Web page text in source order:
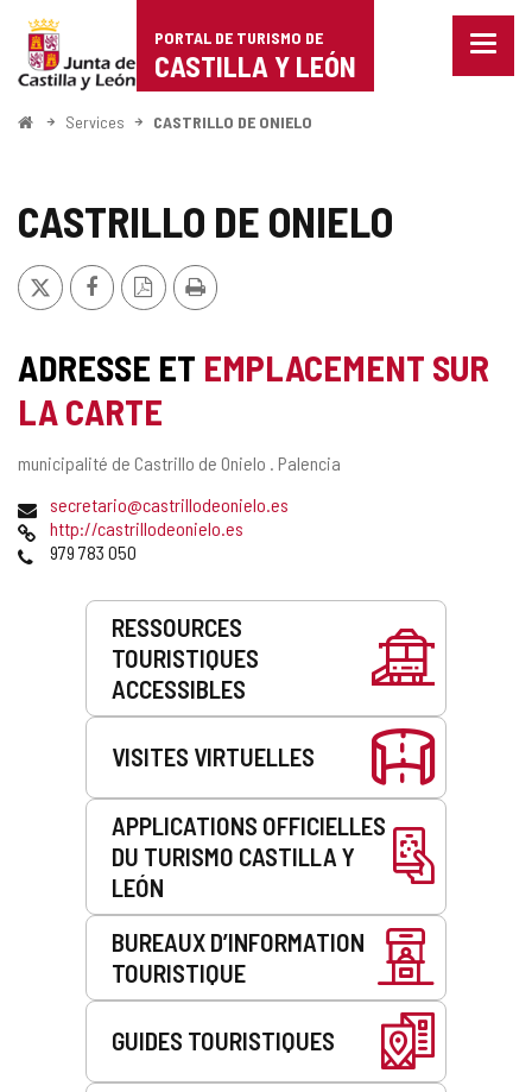
Portal
de
Turismo
Castilla
León
PORTAL DE TURISMO DE
CASTILLA Y LEÓN
Menu
<
Services CASTRILLO DE ONIELO
CASTRILLO DE ONIELO
X FacebookVersion
PDF
Imprimer
ADRESSE ET EMPLACEMENT SUR
LA CARTE
Adresse
municipalité de Castrillo de Onielo . Palencia
Adresse
de
courrier
secretario@castrillodeonielo.es
Page
Web
http://castrillodeonielo.es
Téléphones
979 783 050
Prestations
RESSOURCES
TOURISTIQUES
ACCESSIBLES
VISITES VIRTUELLES
APPLICATIONS OFFICIELLES
DU TURISMO CASTILLA Y
LEÓN
BUREAUX D’INFORMATION
TOURISTIQUE
GUIDES TOURISTIQUES